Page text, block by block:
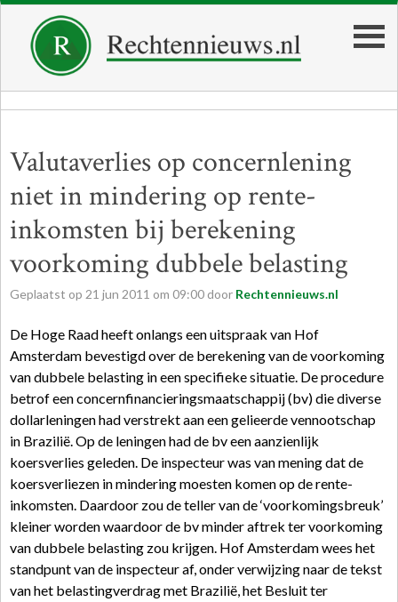
Valutaverlies op concernlening
niet in mindering op rente-
inkomsten bij berekening
voorkoming dubbele belasting
Geplaatst op 21 jun 2011 om 09:00 door Rechtennieuws.nl
De Hoge Raad heeft onlangs een uitspraak van Hof
Amsterdam bevestigd over de berekening van de voorkoming
van dubbele belasting in een specifieke situatie. De procedure
betrof een concernfinancieringsmaatschappij (bv) die diverse
dollarleningen had verstrekt aan een gelieerde vennootschap
in Brazilië. Op de leningen had de bv een aanzienlijk
koersverlies geleden. De inspecteur was van mening dat de
koersverliezen in mindering moesten komen op de rente-
inkomsten. Daardoor zou de teller van de ‘voorkomingsbreuk’
kleiner worden waardoor de bv minder aftrek ter voorkoming
van dubbele belasting zou krijgen. Hof Amsterdam wees het
standpunt van de inspecteur af, onder verwijzing naar de tekst
van het belastingverdrag met Brazilië, het Besluit ter